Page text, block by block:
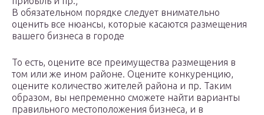
В обязательном порядке следует внимательно
оценить все нюансы, которые касаются размещения
вашего бизнеса в городе
То есть, оцените все преимущества размещения в
том или же ином районе. Оцените конкуренцию,
оцените количество жителей района и пр. Таким
образом, вы непременно сможете найти варианты
правильного местоположения бизнеса, и в